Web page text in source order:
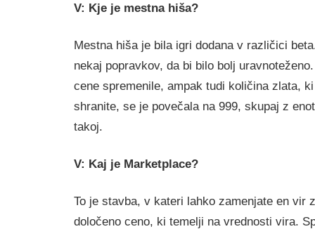
V: Kje je mestna hiša?
Mestna hiša je bila igri dodana v različici
nekaj popravkov, da bi bilo bolj
cene spremenile, ampak tudi količina zlata,
shranite, se je povečala na 999, skupaj z
takoj.
V: Kaj je Marketplace?
To je stavba, v kateri lahko zamenjate en vir
določeno ceno, ki temelji na vrednosti vira.